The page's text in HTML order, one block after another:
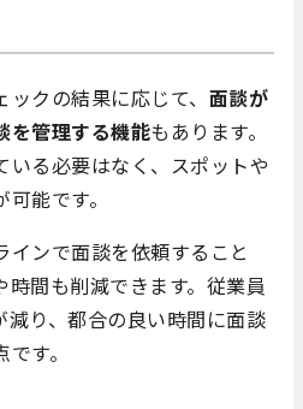
クの結果に応じて、 面談が
を管理する機能もあります。
いる必要はなく、スポットや
能です。
インで面談を依頼すること
間も削減できます。従業員
減り、都合の良い時間に面談
す。